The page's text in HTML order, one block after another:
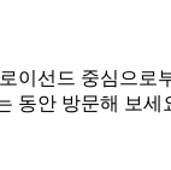
이선드 중심으로
동안 방문해 보세